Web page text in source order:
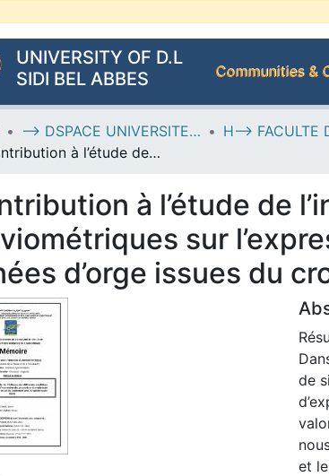
UNIVERSITY OF D.L
SIDI BEL ABBES
Communities &
--> DSPACE UNIVERSITE DJILALLI LIABES DE SIDI BEL ABBES
Contribution à l’étude de l’influence des différentes conditions pluviométriques sur l’expression des paramètres de rendement des 08 lignées d’orge issues du croisement avec la variété locale Saïda
à l’étude de
sur
d’orge issues du
de
et